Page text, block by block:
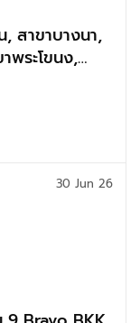
สาขาบางนา,
พระโขนง,
30 Jun 26